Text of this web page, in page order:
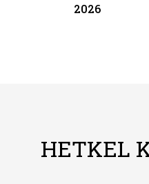
2026
HETKEL